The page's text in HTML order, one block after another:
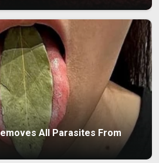
All Parasites From